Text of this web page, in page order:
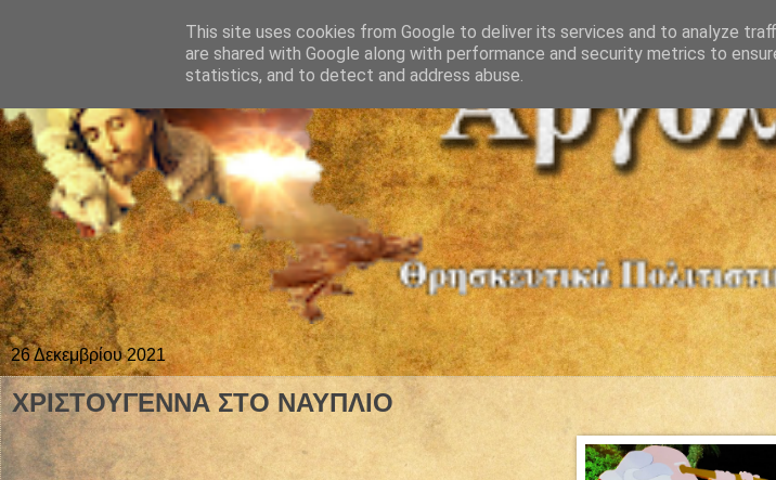
26 Δεκεμβρίου 2021
ΧΡΙΣΤΟΥΓΕΝΝΑ ΣΤΟ ΝΑΥΠΛΙΟ
This site uses cookies from Google to deliver its services and to analyze
are shared with Google along with performance and security metrics to
statistics, and to detect and address abuse.